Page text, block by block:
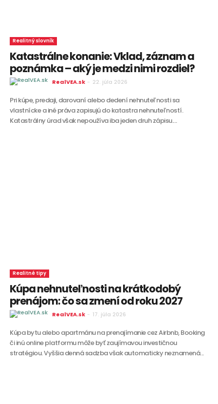
Realitný slovník
Katastrálne konanie: Vklad, záznam a
poznámka – aký je medzi nimi rozdiel?
RealVEA.sk - 22. júla 2026
Pri kúpe, predaji, darovaní alebo dedení nehnuteľnosti sa
vlastnícke a iné práva zapisujú do katastra nehnuteľností.
Katastrálny úrad však nepoužíva iba jeden druh zápisu....
Realitné tipy
Kúpa nehnuteľnosti na krátkodobý
prenájom: čo sa zmení od roku 2027
RealVEA.sk - 17. júla 2026
Kúpa bytu alebo apartmánu na prenajímanie cez Airbnb, Booking
či inú online platformu môže byť zaujímavou investičnou
stratégiou. Vyššia denná sadzba však automaticky neznamená...